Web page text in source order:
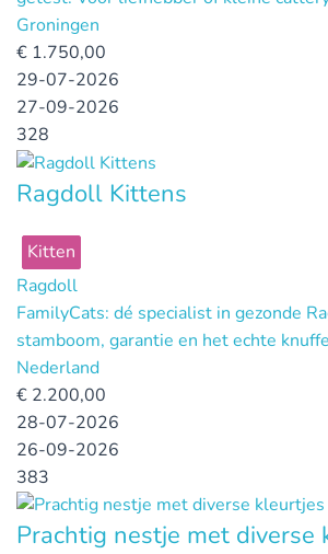
Groningen
€ 1.750,00
29-07-2026
27-09-2026
328
Ragdoll Kittens
Kitten
Ragdoll
FamilyCats: dé specialist in gezonde
stamboom, garantie en het echte
Nederland
€ 2.200,00
28-07-2026
26-09-2026
383
Prachtig nestje met diverse